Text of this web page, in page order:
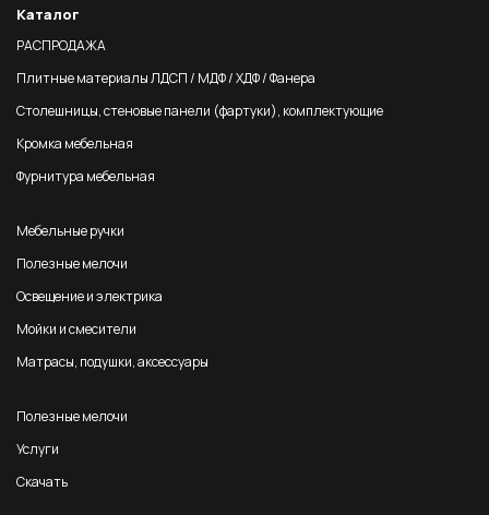
Каталог
РАСПРОДАЖА
Плитные материалы ЛДСП / МДФ / ХДФ / Фанера
Столешницы, стеновые панели (фартуки), комплектующие
Кромка мебельная
Фурнитура мебельная
Мебельные ручки
Полезные мелочи
Освещение и электрика
Мойки и смесители
Матрасы, подушки, аксессуары
Полезные мелочи
Услуги
Скачать